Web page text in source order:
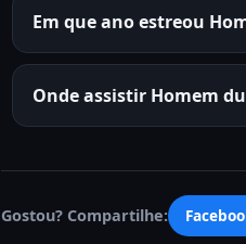
Em que ano estreou
Onde assistir Homem
Gostou? Compartilhe: